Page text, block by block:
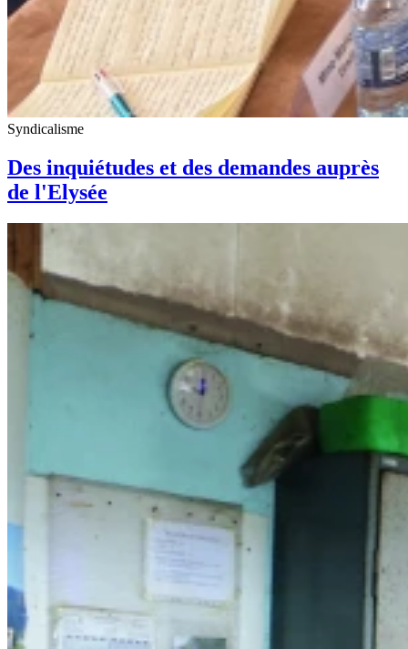
Syndicalisme
Des inquiétudes et des demandes auprès
de l'Elysée